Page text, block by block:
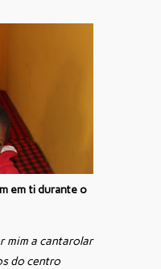
em ti durante o
mim a cantarolar
do centro